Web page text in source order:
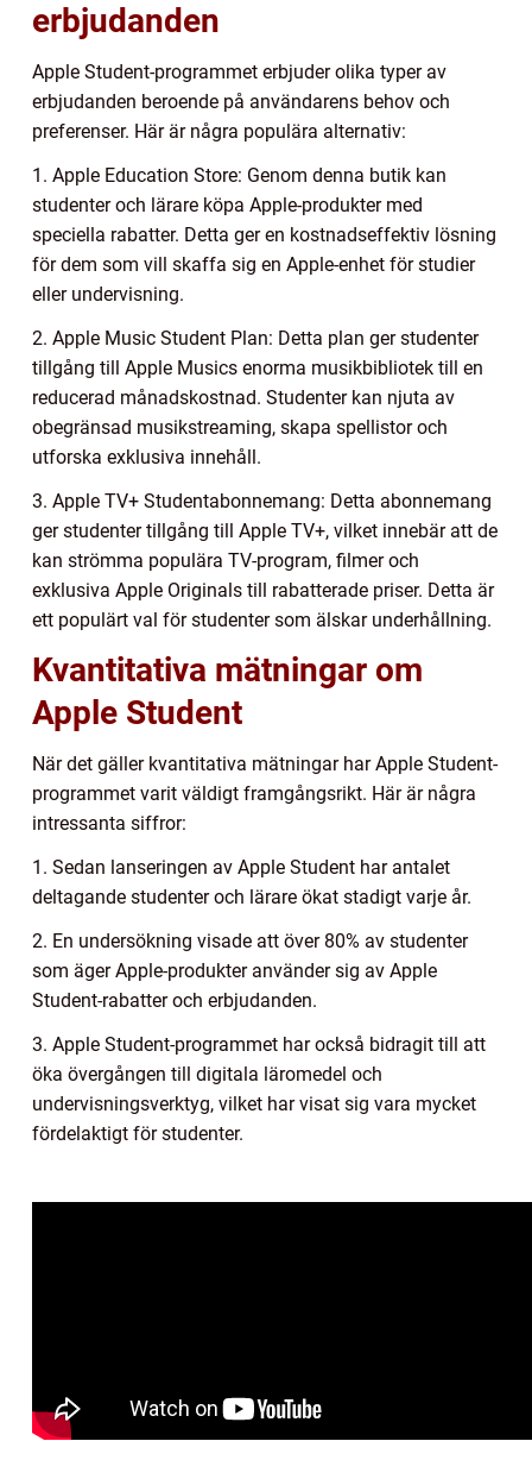
erbjudanden
Apple Student-programmet erbjuder olika typer av
erbjudanden beroende på användarens behov och
preferenser. Här är några populära alternativ:
1. Apple Education Store: Genom denna butik kan
studenter och lärare köpa Apple-produkter med
speciella rabatter. Detta ger en kostnadseffektiv lösning
för dem som vill skaffa sig en Apple-enhet för studier
eller undervisning.
2. Apple Music Student Plan: Detta plan ger studenter
tillgång till Apple Musics enorma musikbibliotek till en
reducerad månadskostnad. Studenter kan njuta av
obegränsad musikstreaming, skapa spellistor och
utforska exklusiva innehåll.
3. Apple TV+ Studentabonnemang: Detta abonnemang
ger studenter tillgång till Apple TV+, vilket innebär att de
kan strömma populära TV-program, filmer och
exklusiva Apple Originals till rabatterade priser. Detta är
ett populärt val för studenter som älskar underhållning.
Kvantitativa mätningar om
Apple Student
När det gäller kvantitativa mätningar har Apple Student-
programmet varit väldigt framgångsrikt. Här är några
intressanta siffror:
1. Sedan lanseringen av Apple Student har antalet
deltagande studenter och lärare ökat stadigt varje år.
2. En undersökning visade att över 80% av studenter
som äger Apple-produkter använder sig av Apple
Student-rabatter och erbjudanden.
3. Apple Student-programmet har också bidragit till att
öka övergången till digitala läromedel och
undervisningsverktyg, vilket har visat sig vara mycket
fördelaktigt för studenter.